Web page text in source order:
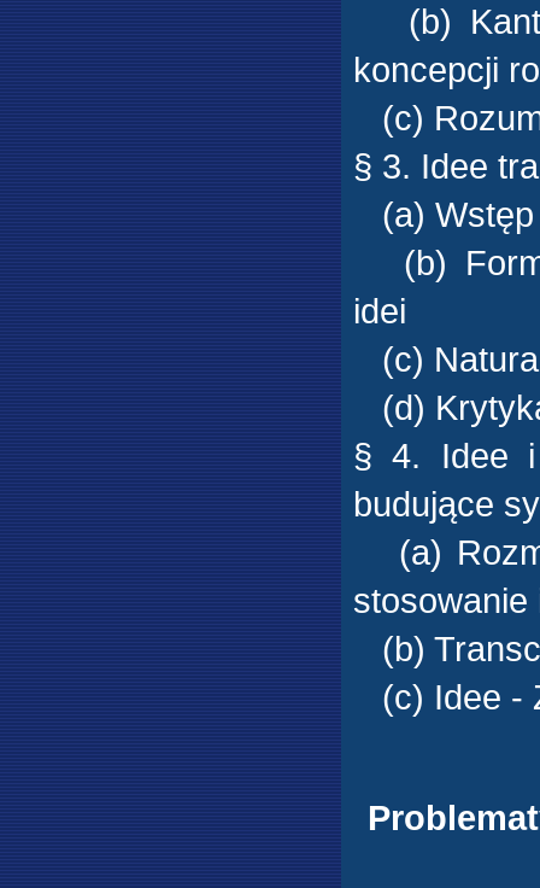
(b) Kant
koncepcji
(c)
§ 3. Idee
(a) Wstęp
(b)
idei
(c)
(d)
§ 4. Idee i
budujące
(a)
stosowanie
(b)
(c) Idee -